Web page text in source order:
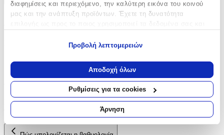
διαφημίσεις και περιεχόμενο, την καλύτερη εικόνα του κοινού
μας και την ανάπτυξη προϊόντων. Έχετε τη δυνατότητα
Να συλλέξουμε πληροφορίες σχετικά με τη γεωγραφική
σας τοποθεσία, οι οποίες μπορεί να είναι ακριβείς σε
απόσταση μερικών μέτρων
Να αναγνωρίσουμε τη συσκευή σας σαρώνοντας ενεργά
για συγκεκριμένα χαρακτηριστικά (δακτυλικό αποτύπωμα)
Μάθετε περισσότερα σχετικά με τον τρόπο επεξεργασίας των
προσωπικών σας δεδομένων και καθορίστε τις προτιμήσεις σας
Προβολή λεπτομερειών
Αποδοχή όλων
Ρυθμίσεις για τα cookies
Άρνηση
Χαρακτηριστικά
Φερμουάρ
Αξιολογήσεις
Προς το παρόν δεν υπάρχουν άλλες αξιολογήσεις. Όταν
προστεθούν, θα εμφανιστούν εδώ.